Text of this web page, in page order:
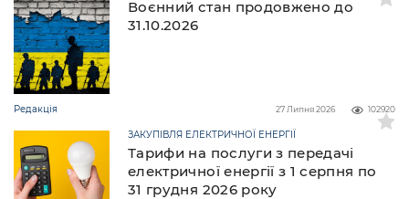
Воєнний стан продовжено до
31.10.2026
Редакція 102920
27 Липня 2026
Тарифи на послуги з передачі
електричної енергії з 1 серпня по
31 грудня 2026 року
ЗАКУПІВЛЯ ЕЛЕКТРИЧНОЇ ЕНЕРГІЇ